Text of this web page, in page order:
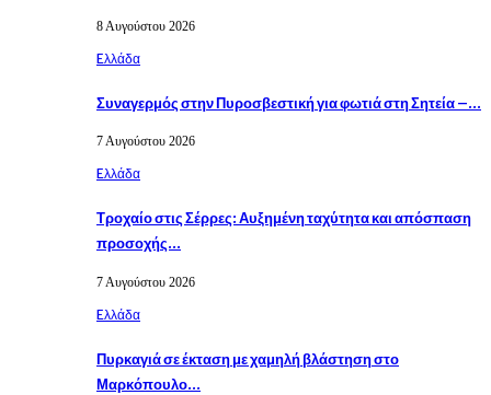
8 Αυγούστου 2026
Eλλάδα
Συναγερμός στην Πυροσβεστική για φωτιά στη Σητεία –…
7 Αυγούστου 2026
Eλλάδα
Τροχαίο στις Σέρρες: Αυξημένη ταχύτητα και απόσπαση
προσοχής…
7 Αυγούστου 2026
Eλλάδα
Πυρκαγιά σε έκταση με χαμηλή βλάστηση στο
Μαρκόπουλο…